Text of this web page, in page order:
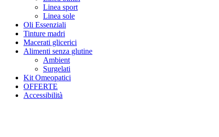
Linea sport
Linea sole
Oli Essenziali
Tinture madri
Macerati glicerici
Alimenti senza glutine
Ambient
Surgelati
Kit Omeopatici
OFFERTE
Accessibilità